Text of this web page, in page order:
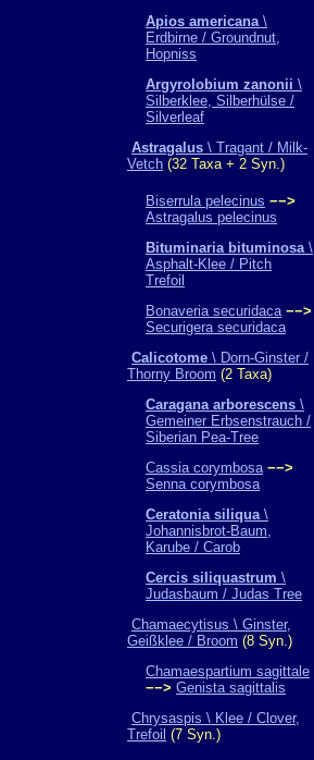
Apios americana\
Erdbirne / Groundnut,
Hopniss
Argyrolobium zanonii \
Silberklee, Silberhülse /
Silverleaf
Astragalus \ Tragant / Milk-
Vetch (32 Taxa + 2 Syn.)
Biserrula pelecinus −−>
Astragalus pelecinus
Bituminaria bituminosa\
Asphalt-Klee / Pitch
Trefoil
Bonaveria securidaca −−>
Securigera securidaca
Calicotome \ Dorn-Ginster /
Thorny Broom (2 Taxa)
Caragana arborescens \
Gemeiner Erbsenstrauch /
Siberian Pea-Tree
Cassia corymbosa −−>
Senna corymbosa
Ceratonia siliqua\
Johannisbrot-Baum,
Karube / Carob
Cercis siliquastrum \
Judasbaum / Judas Tree
Chamaecytisus \ Ginster,
Geißklee / Broom (8 Syn.)
Chamaespartium sagittale
−−> Genista sagittalis
Chrysaspis \ Klee / Clover,
Trefoil (7 Syn.)